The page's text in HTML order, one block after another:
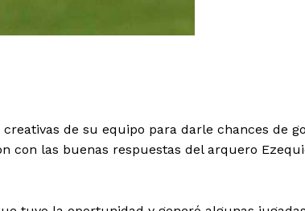
de su equipo para darle chances de
con las buenas respuestas del arquero